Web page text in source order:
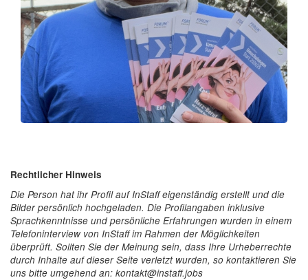
Rechtlicher Hinweis
Die Person hat ihr Profil auf InStaff eigenständig erstellt und die
Bilder persönlich hochgeladen. Die Profilangaben inklusive
Sprachkenntnisse und persönliche Erfahrungen wurden in einem
Telefoninterview von InStaff im Rahmen der Möglichkeiten
überprüft. Sollten Sie der Meinung sein, dass Ihre Urheberrechte
durch Inhalte auf dieser Seite verletzt wurden, so kontaktieren Sie
uns bitte umgehend an: kontakt@instaff.jobs